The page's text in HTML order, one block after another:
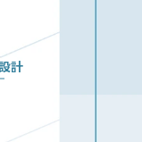
計